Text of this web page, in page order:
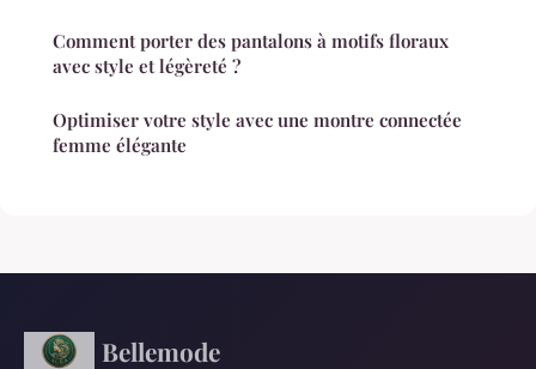
Comment porter des pantalons à motifs floraux
avec style et légèreté ?
Optimiser votre style avec une montre connectée
femme élégante
Bellemode